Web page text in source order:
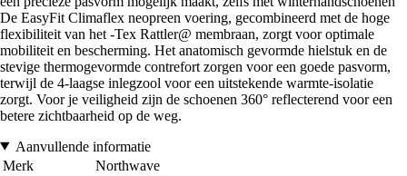
De EasyFit Climaflex neopreen voering, gecombineerd met de hoge
flexibiliteit van het -Tex Rattler@ membraan, zorgt voor optimale
mobiliteit en bescherming. Het anatomisch gevormde hielstuk en de
stevige thermogevormde contrefort zorgen voor een goede pasvorm,
terwijl de 4-laagse inlegzool voor een uitstekende warmte-isolatie
zorgt. Voor je veiligheid zijn de schoenen 360° reflecterend voor een
betere zichtbaarheid op de weg.
Aanvullende informatie
Merk
Northwave